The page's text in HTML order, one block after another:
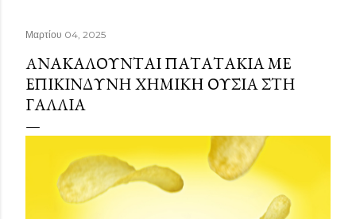
Μαρτίου 04, 2025
AΝΑΚΑΛΟΎΝΤΑΙ ΠΑΤΑΤΆΚΙΑ ΜΕ
ΕΠΙΚΊΝΔΥΝΗ ΧΗΜΙΚΉ ΟΥΣΊΑ ΣΤΗ
ΓΑΛΛΊΑ